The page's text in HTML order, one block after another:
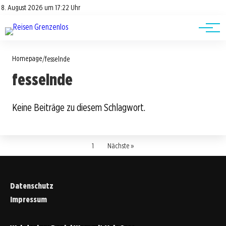
8. August 2026 um 17:22 Uhr
Datenschutz
Road Trips
Reisetipps
Homepage/fesselnde
fesselnde
Keine Beiträge zu diesem Schlagwort.
1 Nächste »
Datenschutz
Impressum